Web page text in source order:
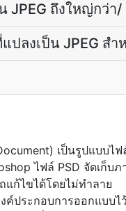
JPEG ถึงใหญ่กว่า/
ลงเป็น JPEG สำ
เป็นรูปแบบไฟ
ไฟล์ PSD จัดเก็บภ
แก้ไขได้โดยไม่ทำลาย
ประกอบการออกแบบไว้